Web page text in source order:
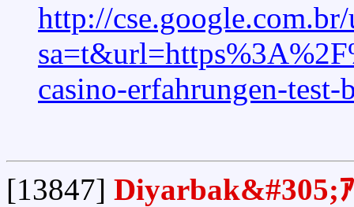
http://
casino-erfahrungen-
[13847] Diyarbak&#305;